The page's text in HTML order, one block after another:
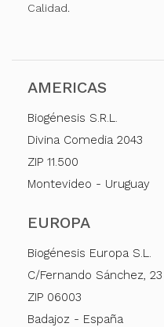
Calidad.
AMERICAS
Biogénesis S.R.L.
Divina Comedia 2043
ZIP 11.500
Montevideo - Uruguay
EUROPA
Biogénesis Europa S.L.
C/Fernando Sánchez, 23
ZIP 06003
Badajoz - España